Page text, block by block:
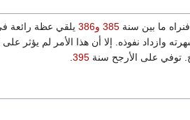
ما بين سنة 385 و386
يلقي عظة رائعة في
وازداد نفوذه. إلا أن هذا الأمر لم يؤثر
توفي على الأرجح سنة 395
.